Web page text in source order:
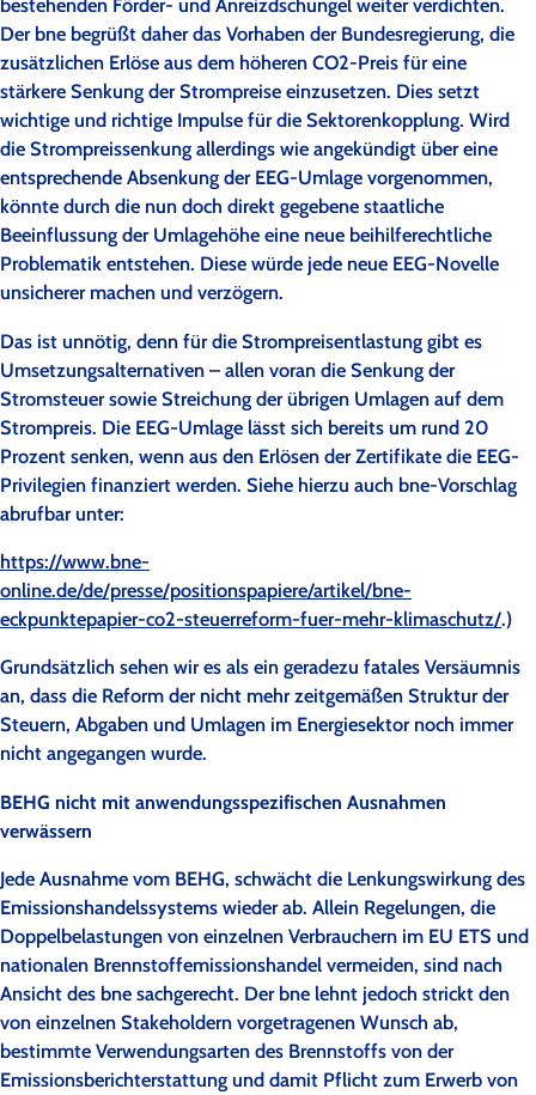
bestehenden Förder- und Anreizdschungel weiter verdichten.
Der bne begrüßt daher das Vorhaben der Bundesregierung, die
zusätzlichen Erlöse aus dem höheren CO2-Preis für eine
stärkere Senkung der Strompreise einzusetzen. Dies setzt
wichtige und richtige Impulse für die Sektorenkopplung. Wird
die Strompreissenkung allerdings wie angekündigt über eine
entsprechende Absenkung der EEG-Umlage vorgenommen,
könnte durch die nun doch direkt gegebene staatliche
Beeinflussung der Umlagehöhe eine neue beihilferechtliche
Problematik entstehen. Diese würde jede neue EEG-Novelle
unsicherer machen und verzögern.
Das ist unnötig, denn für die Strompreisentlastung gibt es
Umsetzungsalternativen – allen voran die Senkung der
Stromsteuer sowie Streichung der übrigen Umlagen auf dem
Strompreis. Die EEG-Umlage lässt sich bereits um rund 20
Prozent senken, wenn aus den Erlösen der Zertifikate die EEG-
Privilegien finanziert werden. Siehe hierzu auch bne-Vorschlag
abrufbar unter:
https://www.bne-
online.de/de/presse/positionspapiere/artikel/bne-
eckpunktepapier-co2-steuerreform-fuer-mehr-klimaschutz/.)
Grundsätzlich sehen wir es als ein geradezu fatales Versäumnis
an, dass die Reform der nicht mehr zeitgemäßen Struktur der
Steuern, Abgaben und Umlagen im Energiesektor noch immer
nicht angegangen wurde.
BEHG nicht mit anwendungsspezifischen Ausnahmen
verwässern
Jede Ausnahme vom BEHG, schwächt die Lenkungswirkung des
Emissionshandelssystems wieder ab. Allein Regelungen, die
Doppelbelastungen von einzelnen Verbrauchern im EU ETS und
nationalen Brennstoffemissionshandel vermeiden, sind nach
Ansicht des bne sachgerecht. Der bne lehnt jedoch strickt den
von einzelnen Stakeholdern vorgetragenen Wunsch ab,
bestimmte Verwendungsarten des Brennstoffs von der
Emissionsberichterstattung und damit Pflicht zum Erwerb von